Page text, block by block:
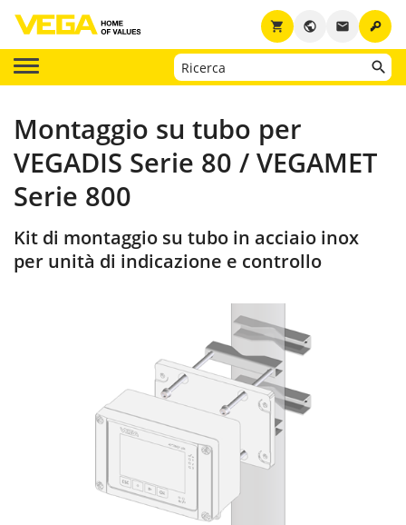
key
email
public
shopping_cart
Montaggio su tubo per
VEGADIS Serie 80 / VEGAMET
Serie 800
Kit di montaggio su tubo in acciaio inox
per unità di indicazione e controllo